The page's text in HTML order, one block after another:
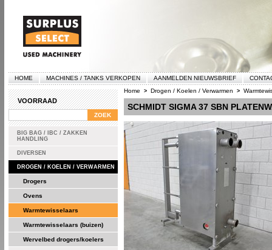
HOME MACHINES / TANKS VERKOPEN AANMELDEN NIEUWSBRIEF
VOORRAAD
BIG BAG / IBC / ZAKKEN
HANDLING
DIVERSEN
DROGEN / KOELEN / VERWARMEN
Drogers
Ovens
Warmtewisselaars
Warmtewisselaars (buizen)
Wervelbed drogers/koelers
Home > Drogen / Koelen / Verwarmen >
SCHMIDT SIGMA 37 SBN